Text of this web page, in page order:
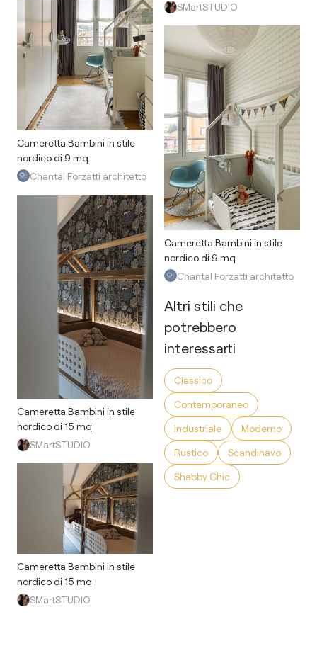
Cameretta Bambini in stile
nordico di 9 mq
Chantal Forzatti architetto
Cameretta Bambini in stile
nordico di 15 mq
SMartSTUDIO
Cameretta Bambini in stile
nordico di 15 mq
SMartSTUDIO
SMartSTUDIO
Cameretta Bambini in stile
nordico di 9 mq
Chantal Forzatti architetto
Altri stili che
potrebbero
interessarti
Classico
Contemporaneo
Industriale
Moderno
Rustico
Scandinavo
Shabby Chic